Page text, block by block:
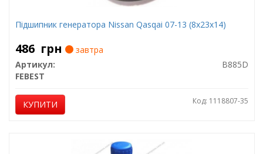
Підшипник генератора Nissan Qasqai 07-13 (8x23x14)
486 грн
завтра
Артикул:
B885D
FEBEST
КУПИТИ Код: 1118807-35